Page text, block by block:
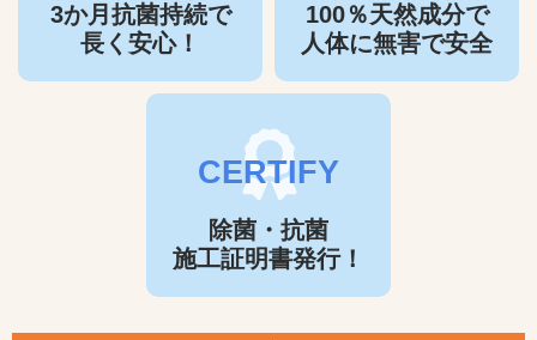
3か月抗菌持続で
長く安心！
100％天然成分で
人体に無害で安全
CERTIFY
除菌・抗菌
施工証明書発行！